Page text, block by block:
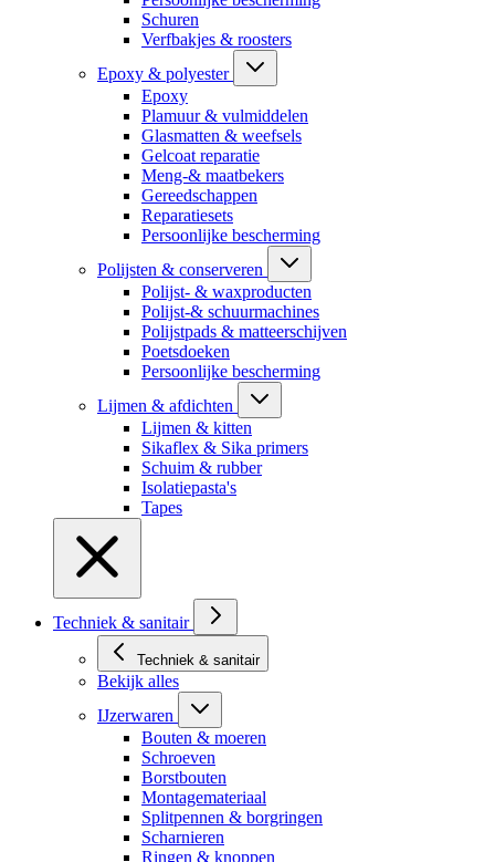
Schuren
Verfbakjes & roosters
Epoxy & polyester
Epoxy
Plamuur & vulmiddelen
Glasmatten & weefsels
Gelcoat reparatie
Meng-& maatbekers
Gereedschappen
Reparatiesets
Persoonlijke bescherming
Polijsten & conserveren
Polijst- & waxproducten
Polijst-& schuurmachines
Polijstpads & matteerschijven
Poetsdoeken
Persoonlijke bescherming
Lijmen & afdichten
Lijmen & kitten
Sikaflex & Sika primers
Schuim & rubber
Isolatiepasta's
Tapes
Techniek & sanitair
Techniek & sanitair
Bekijk alles
IJzerwaren
Bouten & moeren
Schroeven
Borstbouten
Montagemateriaal
Splitpennen & borgringen
Scharnieren
Ringen & knoppen